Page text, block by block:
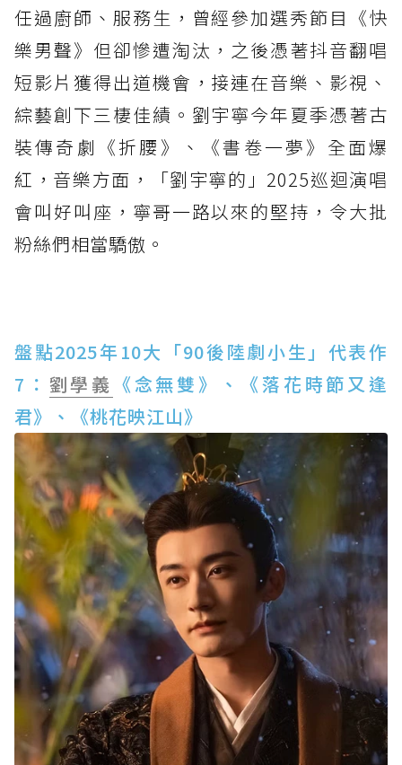
任過廚師、服務生，曾經參加選秀節目《快
樂男聲》但卻慘遭淘汰，之後憑著抖音翻唱
短影片獲得出道機會，接連在音樂、影視、
綜藝創下三棲佳績。劉宇寧今年夏季憑著古
裝傳奇劇《折腰》、《書卷一夢》全面爆
紅，音樂方面，「劉宇寧的」2025巡迴演唱
會叫好叫座，寧哥一路以來的堅持，令大批
粉絲們相當驕傲。
盤點2025年10大「90後陸劇小生」代表作
7： 劉學義 《念無雙》、《落花時節又逢
君》、《桃花映江山》